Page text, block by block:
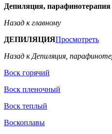
Депиляция, парафинотерапия
Назад к главному
ДЕПИЛЯЦИЯПросмотреть
Назад к Депиляция,
Воск горячий
Воск пленочный
Воск теплый
Воскоплавы